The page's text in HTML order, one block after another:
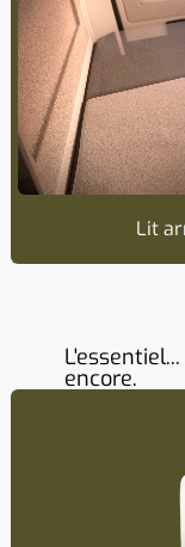
Lit
encore.